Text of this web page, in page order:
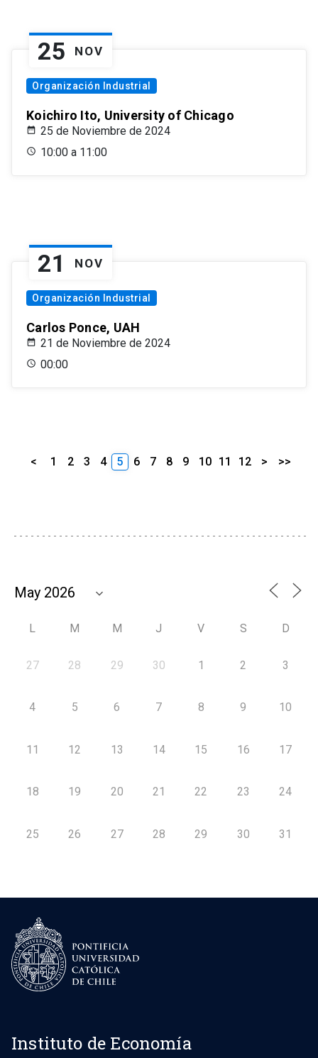
25 NOV
Organización Industrial
Koichiro Ito, University of Chicago
25 de Noviembre de 2024
10:00 a 11:00
21 NOV
Organización Industrial
Carlos Ponce, UAH
21 de Noviembre de 2024
00:00
< 1 2 3 4 5 6 7 8 9 10 11 12 > >>
L M M J V S D
27 28 29 30 1 2 3
4 5 6 7 8 9 10
11 12 13 14 15 16 17
18 19 20 21 22 23 24
25 26 27 28 29 30 31
Instituto de Economía